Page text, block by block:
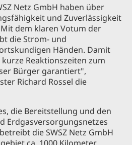
Netz GmbH haben über
und Zuverlässigkeit
dem klaren Votum der
die Strom- und
Händen. Damit
Reaktionszeiten zum
Bürger garantiert",
Richard Rossel die
die Bereitstellung und den
Erdgasversorgungsnetzes
die SWSZ Netz GmbH